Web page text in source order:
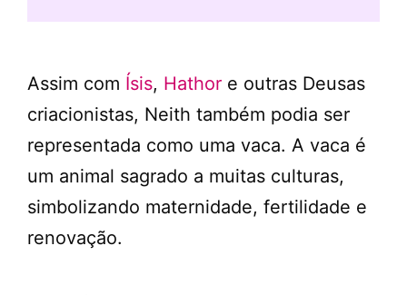
Assim com Ísis, Hathor e outras Deusas
criacionistas, Neith também podia ser
representada como uma vaca. A vaca é
um animal sagrado a muitas culturas,
simbolizando maternidade, fertilidade e
renovação.